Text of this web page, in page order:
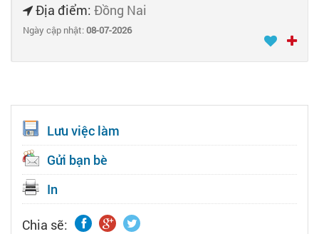
Địa điểm: Đồng Nai
Ngày cập nhật:08-07-2026
Lưu việc làm
Gửi bạn bè
In
Chia sẽ: